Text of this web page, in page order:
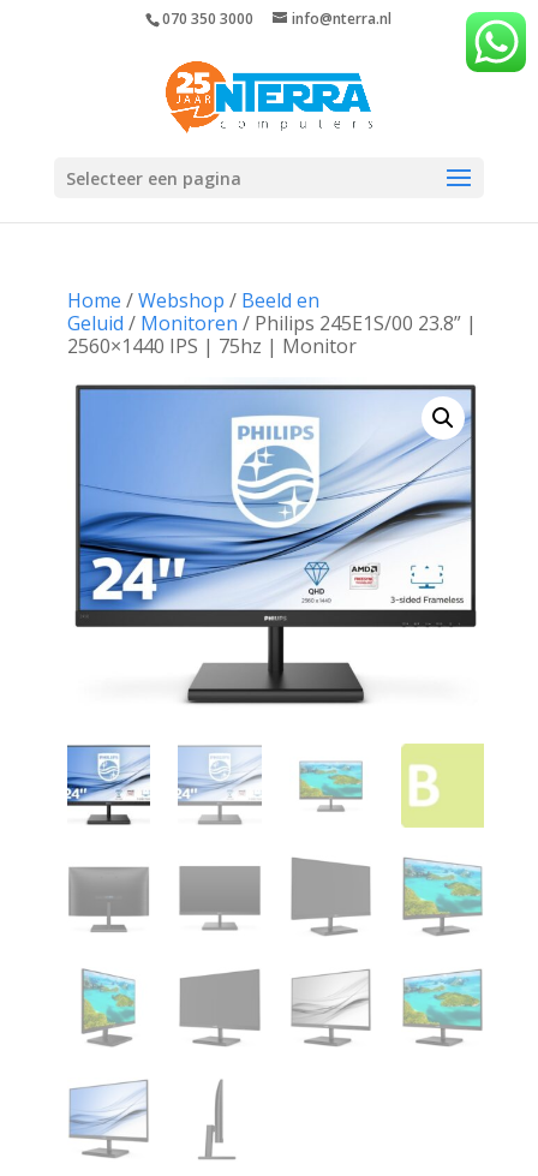
070 350 3000 info@nterra.nl
Selecteer een pagina
Home /Webshop / Beeld en
Geluid / Monitoren / Philips 245E1S/00 23.8” |
2560×1440 IPS | 75hz | Monitor